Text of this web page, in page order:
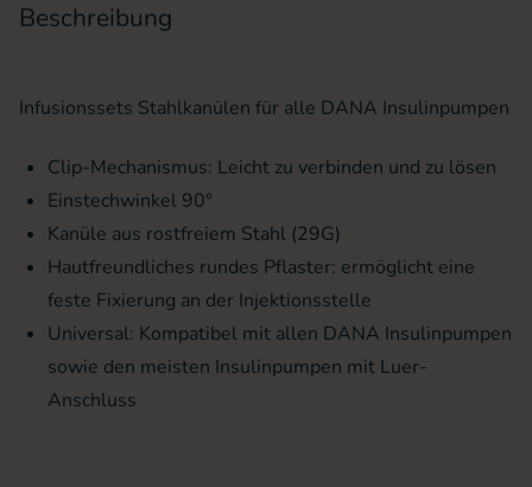
Beschreibung
Infusionssets Stahlkanülen für alle DANA Insulinpumpen
Clip-Mechanismus: Leicht zu verbinden und zu lösen
Einstechwinkel 90°
Kanüle aus rostfreiem Stahl (29G)
Hautfreundliches rundes Pflaster: ermöglicht eine
feste Fixierung an der Injektionsstelle
Universal: Kompatibel mit allen DANA Insulinpumpen
sowie den meisten Insulinpumpen mit Luer-
Anschluss